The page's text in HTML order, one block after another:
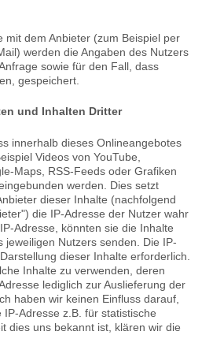
mit dem Anbieter (zum Beispiel per
werden die Angaben des Nutzers
sowie für den Fall, dass
gespeichert.
und Inhalten Dritter
innerhalb dieses Onlineangebotes
Videos von YouTube,
Maps, RSS-Feeds oder Grafiken
werden. Dies setzt
dieser Inhalte (nachfolgend
die IP-Adresse der Nutzer wahr
Adresse, könnten sie die Inhalte
jeweiligen Nutzers senden. Die IP-
dieser Inhalte erforderlich.
Inhalte zu verwenden, deren
lediglich zur Auslieferung der
haben wir keinen Einfluss darauf,
Adresse z.B. für statistische
dies uns bekannt ist, klären wir die